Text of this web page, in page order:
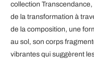
collection
de la transformation à
de la composition, une
au sol, son corps
vibrantes qui suggèrent